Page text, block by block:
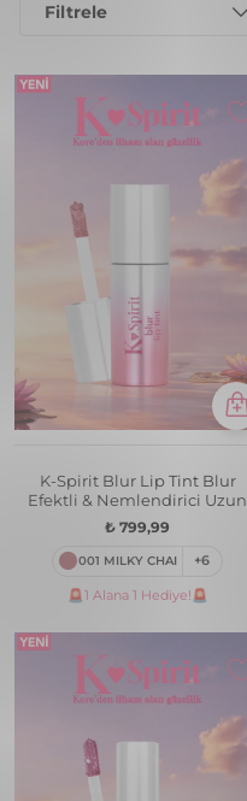
Filtrele
K-Spirit Blur Lip Tint Blur
Efektli & Nemlendirici Uzun
Süre Kalıcı Ruj
₺ 799,99
001 MILKY CHAI +6
🚨1 Alana 1 Hediye!🚨